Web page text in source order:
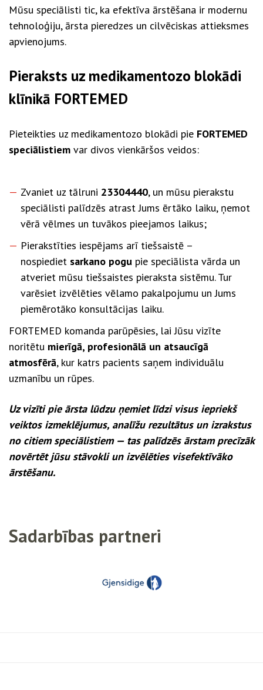
Mūsu speciālisti tic, ka efektīva ārstēšana ir modernu
tehnoloģiju, ārsta pieredzes un cilvēciskas attieksmes
apvienojums.
Pieraksts uz medikamentozo blokādi
klīnikā FORTEMED
Pieteikties uz medikamentozo blokādi pie FORTEMED
speciālistiem var divos vienkāršos veidos:
Zvaniet uz tālruni 23304440, un mūsu pierakstu
speciālisti palīdzēs atrast Jums ērtāko laiku, ņemot
vērā vēlmes un tuvākos pieejamos laikus;
Pierakstīties iespējams arī tiešsaistē –
nospiediet sarkano pogu pie speciālista vārda un
atveriet mūsu tiešsaistes pieraksta sistēmu. Tur
varēsiet izvēlēties vēlamo pakalpojumu un Jums
piemērotāko konsultācijas laiku.
FORTEMED komanda parūpēsies, lai Jūsu vizīte
noritētu mierīgā, profesionālā un atsaucīgā
atmosfērā, kur katrs pacients saņem individuālu
uzmanību un rūpes.
Uz vizīti pie ārsta lūdzu ņemiet līdzi visus iepriekš
veiktos izmeklējumus, analīžu rezultātus un izrakstus
no citiem speciālistiem — tas palīdzēs ārstam precīzāk
novērtēt jūsu stāvokli un izvēlēties visefektīvāko
ārstēšanu.
Sadarbības partneri